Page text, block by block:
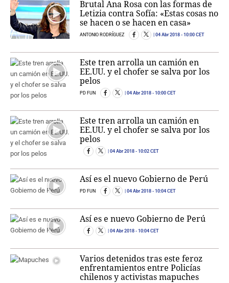
Brutal Ana Rosa con las formas de
Letizia contra Sofía: «Estas cosas no
se hacen o se hacen en casa»
ANTONIO RODRÍGUEZ 04 Abr 2018 - 10:00 CET
Este tren arrolla un camión en
EE.UU. y el chofer se salva por los
pelos
PD FUN 04 Abr 2018 - 10:00 CET
Este tren arrolla un camión en
EE.UU. y el chofer se salva por los
pelos
04 Abr 2018 - 10:02 CET
Así es el nuevo Gobierno de Perú
PD FUN 04 Abr 2018 - 10:04 CET
Así es e nuevo Gobierno de Perú
04 Abr 2018 - 10:04 CET
Varios detenidos tras este feroz
enfrentamientos entre Policías
chilenos y activistas mapuches